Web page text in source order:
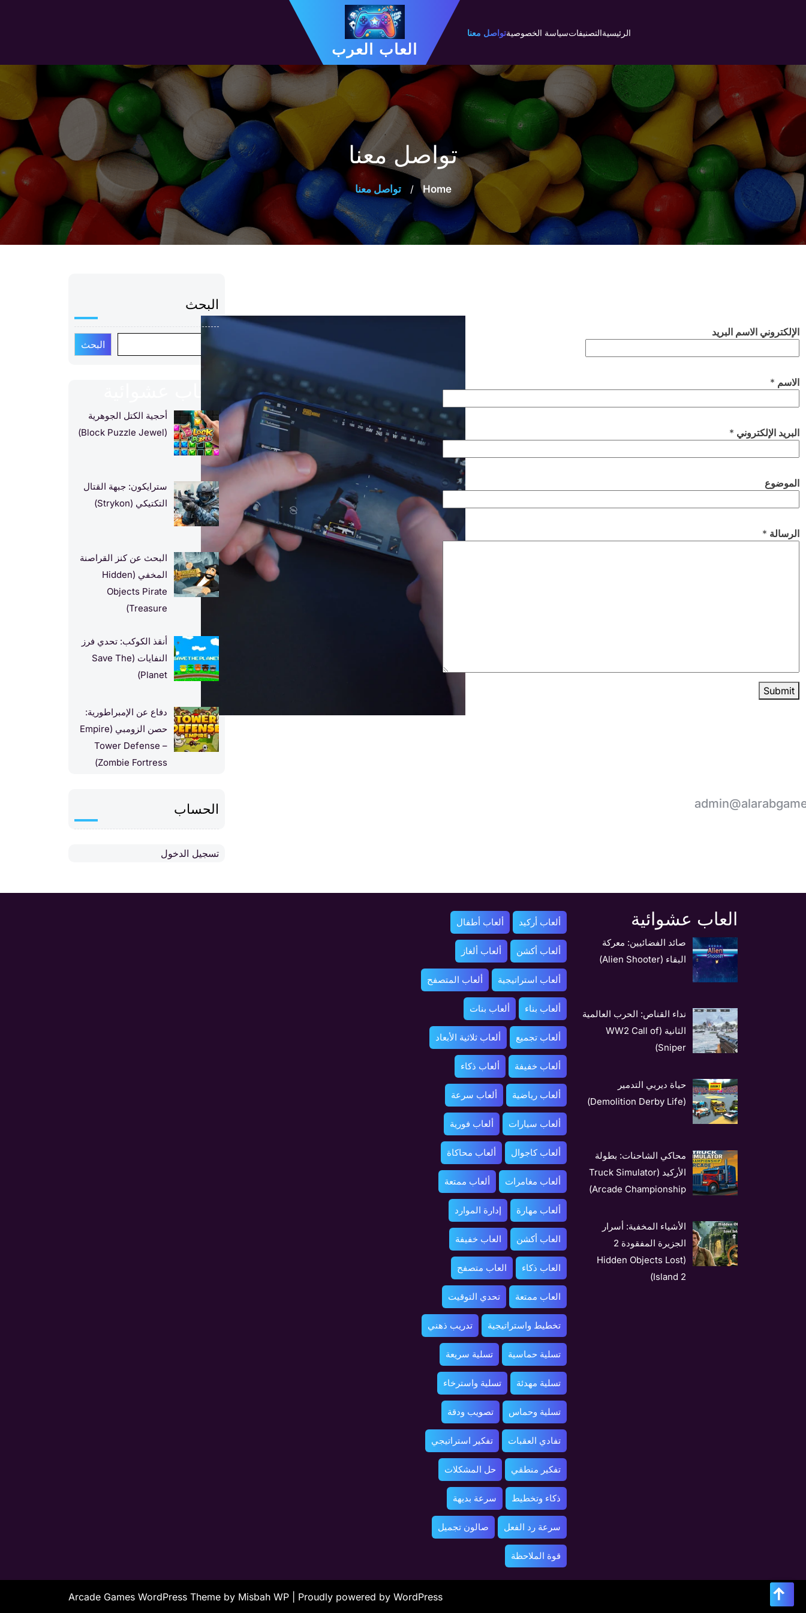
الرئيسيةالتصنيفاتسياسة الخصوصيةتواصل معنا
العاب العرب
تواصل معنا
Home
/ تواصل معنا
الإلكتروني الاسم البريد
الاسم *
البريد الإلكتروني *
الموضوع
الرسالة *
Submit
البحث
البحث
العاب عشوائية
أحجية الكتل الجوهرية
(Block Puzzle Jewel)
سترايكون: جبهة القتال
التكتيكي (Strykon)
البحث عن كنز القراصنة
المخفي (Hidden
Objects Pirate
Treasure)
أنقذ الكوكب: تحدي فرز
النفايات (Save The
Planet)
دفاع عن الإمبراطورية:
حصن الزومبي (Empire
Tower Defense –
Zombie Fortress)
الحساب
تسجيل الدخول
العاب عشوائية
صائد الفضائيين: معركة
البقاء (Alien Shooter)
نداء القناص: الحرب العالمية
الثانية (WW2 Call of
Sniper)
حياة ديربي التدمير
(Demolition Derby Life)
محاكي الشاحنات: بطولة
الأركيد (Truck Simulator
Arcade Championship)
الأشياء المخفية: أسرار
الجزيرة المفقودة 2
(Hidden Objects Lost
Island 2)
ألعاب أركيد ألعاب أطفال
ألعاب أكشن ألعاب ألغاز
ألعاب استراتيجية ألعاب المتصفح
ألعاب بناء ألعاب بنات
ألعاب تجميع ألعاب ثلاثية الأبعاد
ألعاب خفيفة ألعاب ذكاء
ألعاب رياضية ألعاب سرعة
ألعاب سيارات ألعاب فورية
ألعاب كاجوال ألعاب محاكاة
ألعاب مغامرات ألعاب ممتعة
ألعاب مهارة إدارة الموارد
العاب أكشن العاب خفيفة
العاب ذكاء العاب متصفح
العاب ممتعة تحدي التوقيت
تخطيط واستراتيجية تدريب ذهني
تسلية حماسية تسلية سريعة
تسلية مهدئة تسلية واسترخاء
تسلية وحماس تصويب ودقة
تفادي العقبات تفكير استراتيجي
تفكير منطقي حل المشكلات
ذكاء وتخطيط سرعة بديهة
سرعة رد الفعل صالون تجميل
قوة الملاحظة
Arcade Games WordPress Theme by Misbah WP | Proudly powered by WordPress